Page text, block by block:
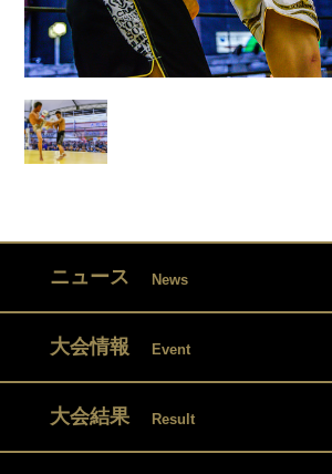
ニュース News
大会情報 Event
大会結果 Result